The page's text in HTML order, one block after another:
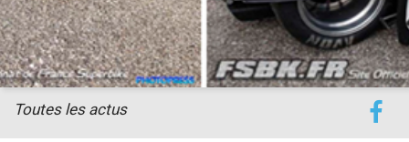
Toutes les actus